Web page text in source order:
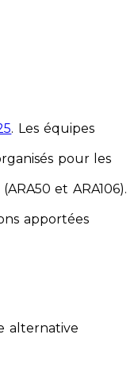
. Les équipes
pour les
et ARA106).
apportées
alternative